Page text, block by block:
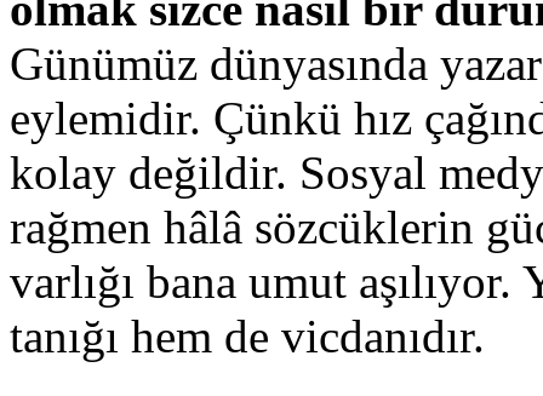
Günümüz dünyasında
eylemidir. Çünkü hız
kolay değildir. Sosyal
rağmen hâlâ sözcüklerin
varlığı bana umut aşılıyor.
tanığı hem de vicdanıdır.